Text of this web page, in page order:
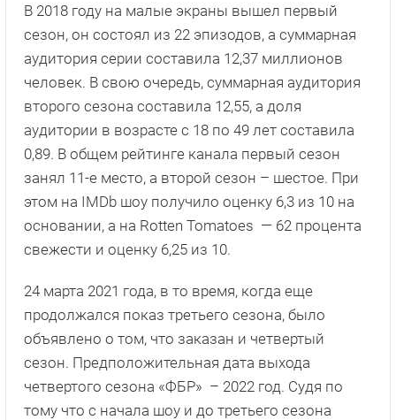
В 2018 году на малые экраны вышел первый
сезон, он состоял из 22 эпизодов, а суммарная
аудитория серии составила 12,37 миллионов
человек. В свою очередь, суммарная аудитория
второго сезона составила 12,55, а доля
аудитории в возрасте с 18 по 49 лет составила
0,89. В общем рейтинге канала первый сезон
занял 11-е место, а второй сезон – шестое. При
этом на IMDb шоу получило оценку 6,3 из 10 на
основании, а на Rotten Tomatoes — 62 процента
свежести и оценку 6,25 из 10.
24 марта 2021 года, в то время, когда еще
продолжался показ третьего сезона, было
объявлено о том, что заказан и четвертый
сезон. Предположительная дата выхода
четвертого сезона «ФБР» – 2022 год. Судя по
тому что с начала шоу и до третьего сезона